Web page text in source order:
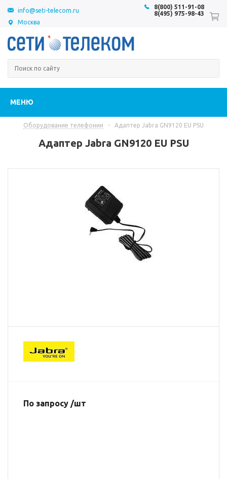
Москва
8(800) 511-91-08
8(495) 975-98-43
info@seti-telecom.ru
МЕНЮ
Оборудование телефонии - Адаптер Jabra GN9120 EU PSU
Адаптер Jabra GN9120 EU PSU
По запросу /шт